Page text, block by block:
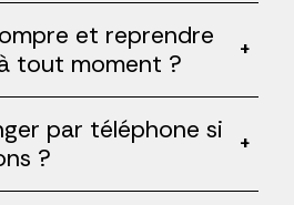
et reprendre
tout moment ?
+
par téléphone si
?
+